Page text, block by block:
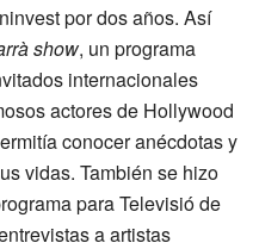
por dos años. Así
show, un programa
internacionales
actores de Hollywood
conocer anécdotas y
vidas. También se hizo
para Televisió de
a artistas